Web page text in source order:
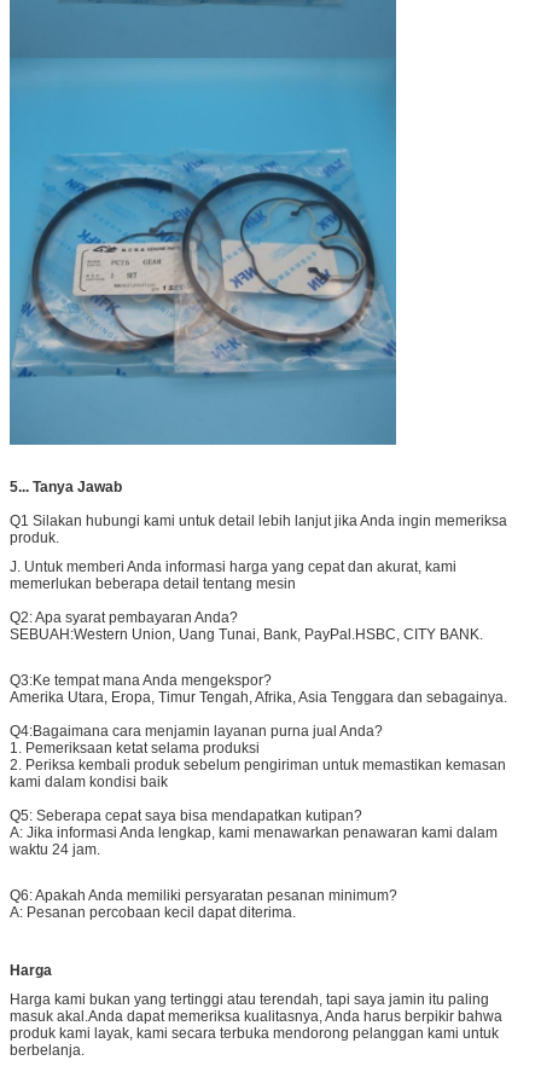
5... Tanya Jawab
Q1 Silakan hubungi kami untuk detail lebih lanjut jika Anda ingin memeriksa
produk.
J. Untuk memberi Anda informasi harga yang cepat dan akurat, kami
memerlukan beberapa detail tentang mesin
Q2: Apa syarat pembayaran Anda?
SEBUAH:Western Union, Uang Tunai, Bank, PayPal.HSBC, CITY BANK.
Q3:Ke tempat mana Anda mengekspor?
Amerika Utara, Eropa, Timur Tengah, Afrika, Asia Tenggara dan sebagainya.
Q4:Bagaimana cara menjamin layanan purna jual Anda?
1. Pemeriksaan ketat selama produksi
2. Periksa kembali produk sebelum pengiriman untuk memastikan kemasan
kami dalam kondisi baik
Q5: Seberapa cepat saya bisa mendapatkan kutipan?
A: Jika informasi Anda lengkap, kami menawarkan penawaran kami dalam
waktu 24 jam.
Q6: Apakah Anda memiliki persyaratan pesanan minimum?
A: Pesanan percobaan kecil dapat diterima.
Harga
Harga kami bukan yang tertinggi atau terendah, tapi saya jamin itu paling
masuk akal.Anda dapat memeriksa kualitasnya, Anda harus berpikir bahwa
produk kami layak, kami secara terbuka mendorong pelanggan kami untuk
berbelanja.